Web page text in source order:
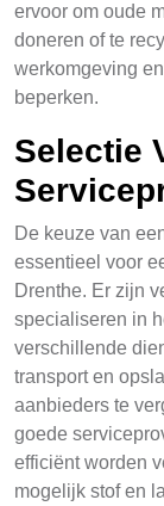
ervoor om oude
doneren of te
werkomgeving
beperken.
Selectie
De keuze van
essentieel voor
Drenthe. Er zijn
specialiseren in
verschillende
transport en
aanbieders te
goede
efficiënt worden
mogelijk stof en